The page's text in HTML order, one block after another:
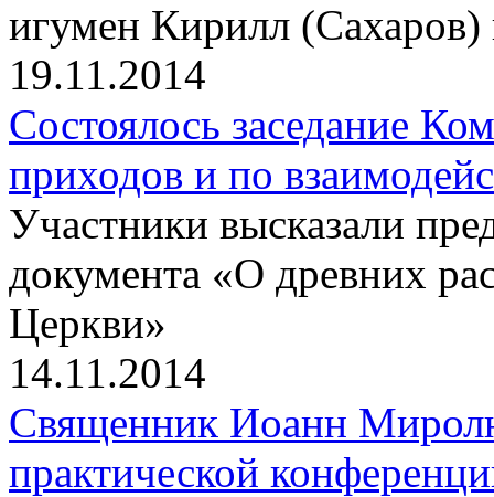
игумен Кирилл
19.11.2014
Состоялось заседание
приходов и по
Участники высказали
документа «О древних
Церкви»
14.11.2014
Священник Иоанн
практической